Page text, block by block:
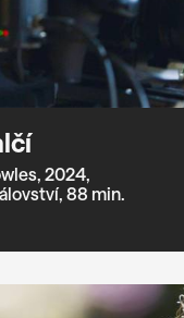
2024,
88 min.